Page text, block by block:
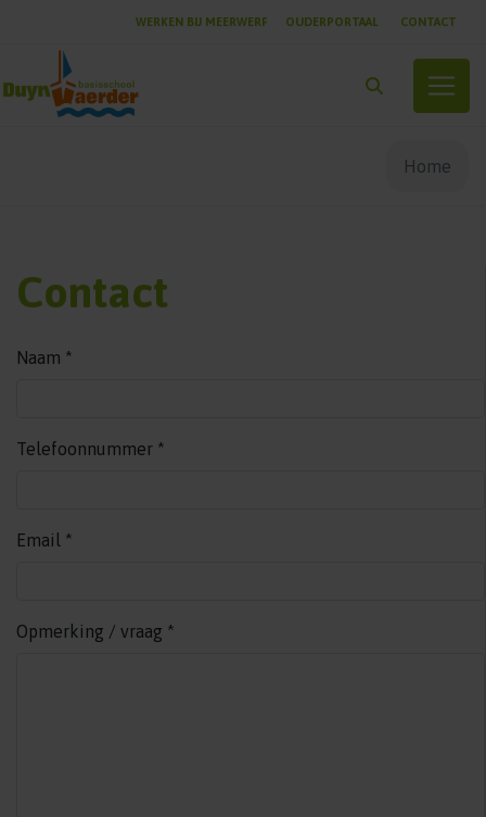
WERKEN BIJ MEERWERF OUDERPORTAAL CONTACT
Home
Contact
Naam *
Telefoonnummer *
Email *
Opmerking / vraag *